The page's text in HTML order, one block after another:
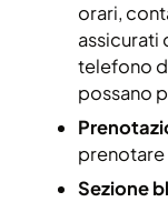
orari,
assicurati
telefono
possano
Sezione